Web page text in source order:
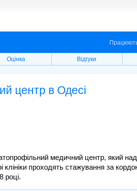
запитом, ви можете порівняти
Послуга попереднього
Оцінка Відгуки
центр в Одесі
медичний центр, який
клініки проходять стажування за
році.